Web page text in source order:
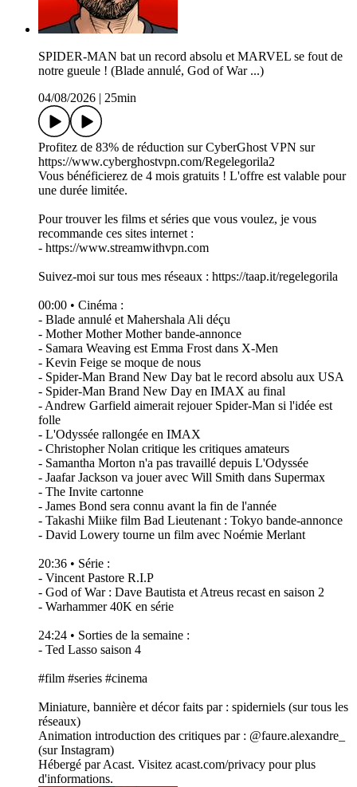
SPIDER-MAN bat un record absolu et MARVEL se fout de
notre gueule ! (Blade annulé, God of War ...)
04/08/2026
25min
Profitez de 83% de réduction sur CyberGhost VPN sur
https://www.cyberghostvpn.com/Regelegorila2
Vous bénéficierez de 4 mois gratuits ! L'offre est valable pour
une durée limitée.
Pour trouver les films et séries que vous voulez, je vous
recommande ces sites internet :
- https://www.streamwithvpn.com
Suivez-moi sur tous mes réseaux : https://taap.it/regelegorila
00:00 • Cinéma :
- Blade annulé et Mahershala Ali déçu
- Mother Mother Mother bande-annonce
- Samara Weaving est Emma Frost dans X-Men
- Kevin Feige se moque de nous
- Spider-Man Brand New Day bat le record absolu aux USA
- Spider-Man Brand New Day en IMAX au final
- Andrew Garfield aimerait rejouer Spider-Man si l'idée est
folle
- L'Odyssée rallongée en IMAX
- Christopher Nolan critique les critiques amateurs
- Samantha Morton n'a pas travaillé depuis L'Odyssée
- Jaafar Jackson va jouer avec Will Smith dans Supermax
- The Invite cartonne
- James Bond sera connu avant la fin de l'année
- Takashi Miike film Bad Lieutenant : Tokyo bande-annonce
- David Lowery tourne un film avec Noémie Merlant
20:36 • Série :
- Vincent Pastore R.I.P
- God of War : Dave Bautista et Atreus recast en saison 2
- Warhammer 40K en série
24:24 • Sorties de la semaine :
- Ted Lasso saison 4
#film #series #cinema
Miniature, bannière et décor faits par : spiderniels (sur tous les
réseaux)
Animation introduction des critiques par : @faure.alexandre_
(sur Instagram)
Hébergé par Acast. Visitez acast.com/privacy pour plus
d'informations.